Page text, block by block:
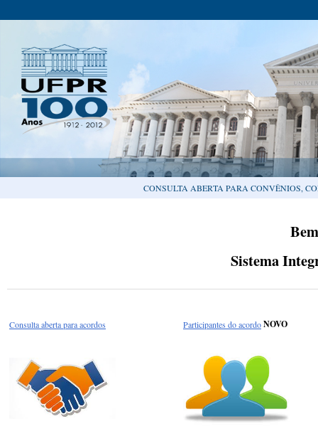
CONSULTA ABERTA PARA CONVÊNIOS,
Sistema
Consulta aberta para acordos Participantes do acordoNOVO